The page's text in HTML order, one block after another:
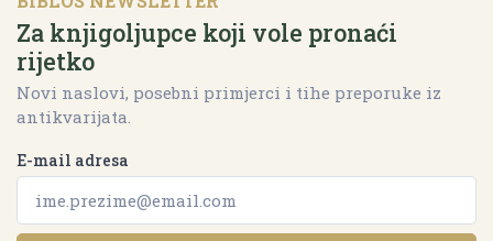
Za knjigoljupce koji vole pronaći
rijetko
Novi naslovi, posebni primjerci i tihe preporuke iz
antikvarijata.
E-mail adresa